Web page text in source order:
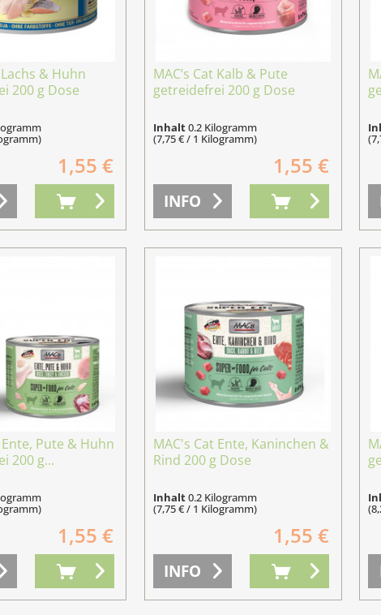
Lachs & Huhn
200 g Dose
1,55 €
MAC’s Cat Kalb & Pute
getreidefrei 200 g Dose
Inhalt0.2 Kilogramm
(7,75 € / 1 Kilogramm)
1,55 €
INFO
Ente, Pute & Huhn
200 g...
1,55 €
MAC's Cat Ente, Kaninchen &
Rind 200 g Dose
Inhalt0.2 Kilogramm
(7,75 € / 1 Kilogramm)
1,55 €
INFO